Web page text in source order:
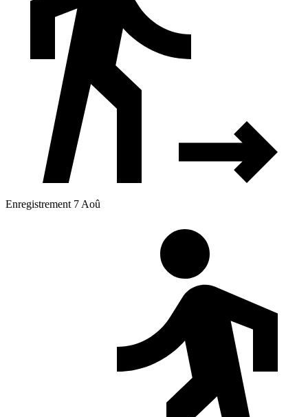
Enregistrement 7 Aoû